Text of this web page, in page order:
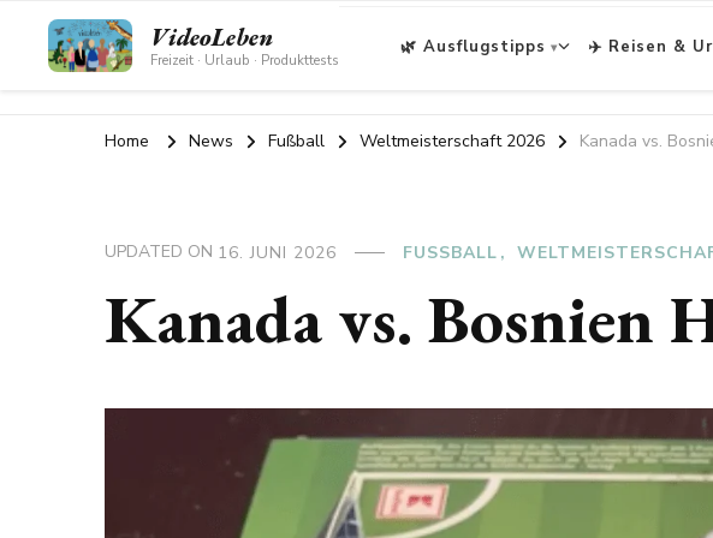
VideoLeben
Freizeit · Urlaub · Produkttests
🌿 Ausflugstipps ✈️ Reisen &
Home News Fußball Weltmeisterschaft 2026 Kanada vs.
UPDATED ON 16. JUNI 2026 FUSSBALL
Kanada vs. Bosnien